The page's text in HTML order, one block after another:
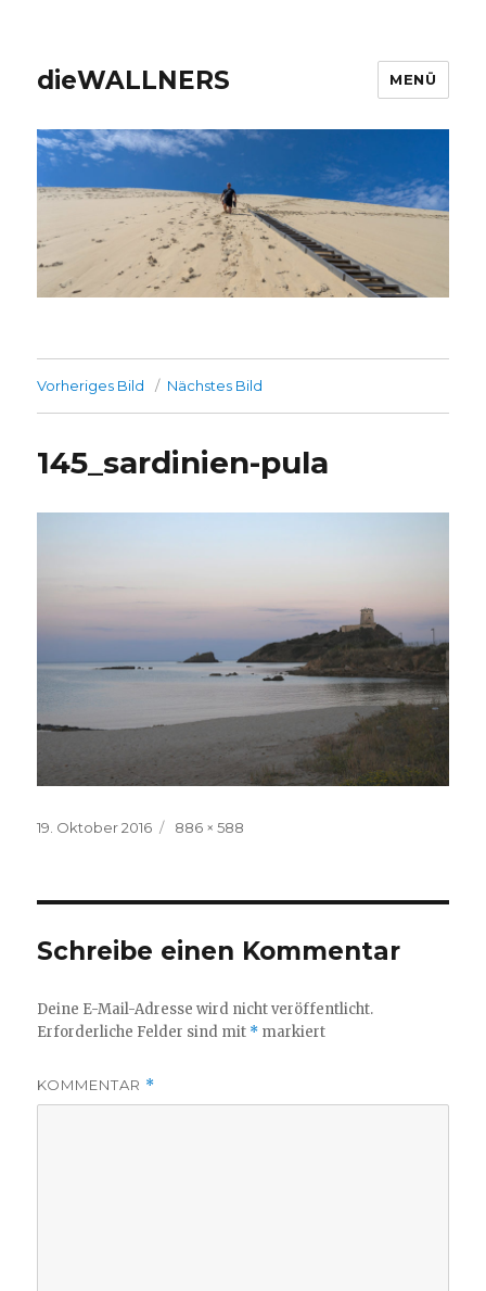
dieWALLNERS MENÜ
Vorheriges Bild Nächstes Bild
145_sardinien-pula
Veröffentlicht
19. Oktober 2016
Volle
886 × 588
Schreibe einen Kommentar
Deine E-Mail-Adresse wird nicht veröffentlicht.
Erforderliche Felder sind mit * markiert
KOMMENTAR *